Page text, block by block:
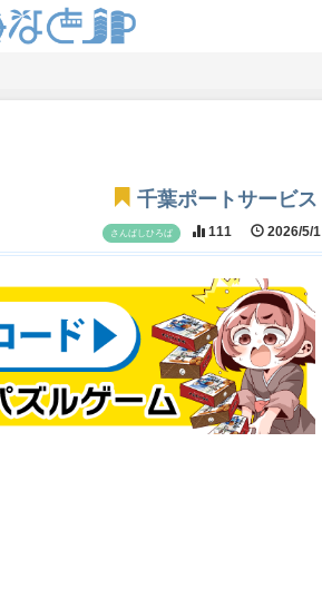
千葉ポートサービス
さんばしひろば 111 2026/5/1